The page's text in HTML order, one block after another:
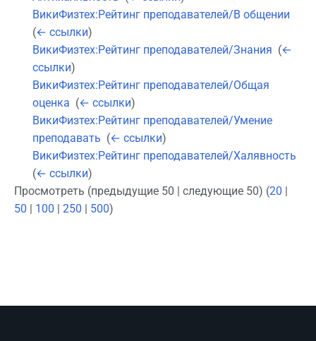
ВикиФизтех:Рейтинг преподавателей/В общении
(← ссылки)
ВикиФизтех:Рейтинг преподавателей/Знания (←
ссылки)
ВикиФизтех:Рейтинг преподавателей/Общая
оценка (← ссылки)
ВикиФизтех:Рейтинг преподавателей/Умение
преподавать (← ссылки)
ВикиФизтех:Рейтинг преподавателей/Халявность
(← ссылки)
Просмотреть (предыдущие 50 | следующие 50) (20 |
50 | 100 | 250 | 500)